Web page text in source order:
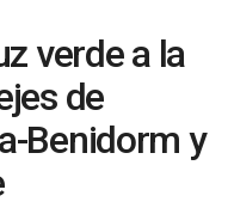
verde a la
de
Benidorm y